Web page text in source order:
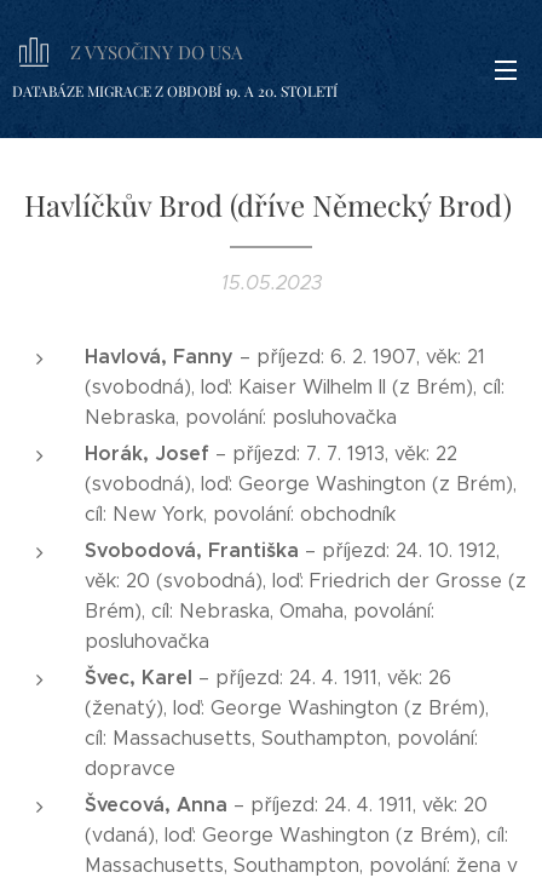
Z VYSOČINY DO USA
DATABÁZE MIGRACE Z OBDOBÍ 19. A 20. STOLETÍ
Havlíčkův Brod (dříve Německý Brod)
15.05.2023
Havlová, Fanny – příjezd: 6. 2. 1907, věk: 21
(svobodná), loď: Kaiser Wilhelm II (z Brém), cíl:
Nebraska, povolání: posluhovačka
Horák, Josef – příjezd: 7. 7. 1913, věk: 22
(svobodná), loď: George Washington (z Brém),
cíl: New York, povolání: obchodník
Svobodová, Františka – příjezd: 24. 10. 1912,
věk: 20 (svobodná), loď: Friedrich der Grosse (z
Brém), cíl: Nebraska, Omaha, povolání:
posluhovačka
Švec, Karel – příjezd: 24. 4. 1911, věk: 26
(ženatý), loď: George Washington (z Brém),
cíl: Massachusetts, Southampton, povolání:
dopravce
Švecová, Anna – příjezd: 24. 4. 1911, věk: 20
(vdaná), loď: George Washington (z Brém), cíl:
Massachusetts, Southampton, povolání: žena v